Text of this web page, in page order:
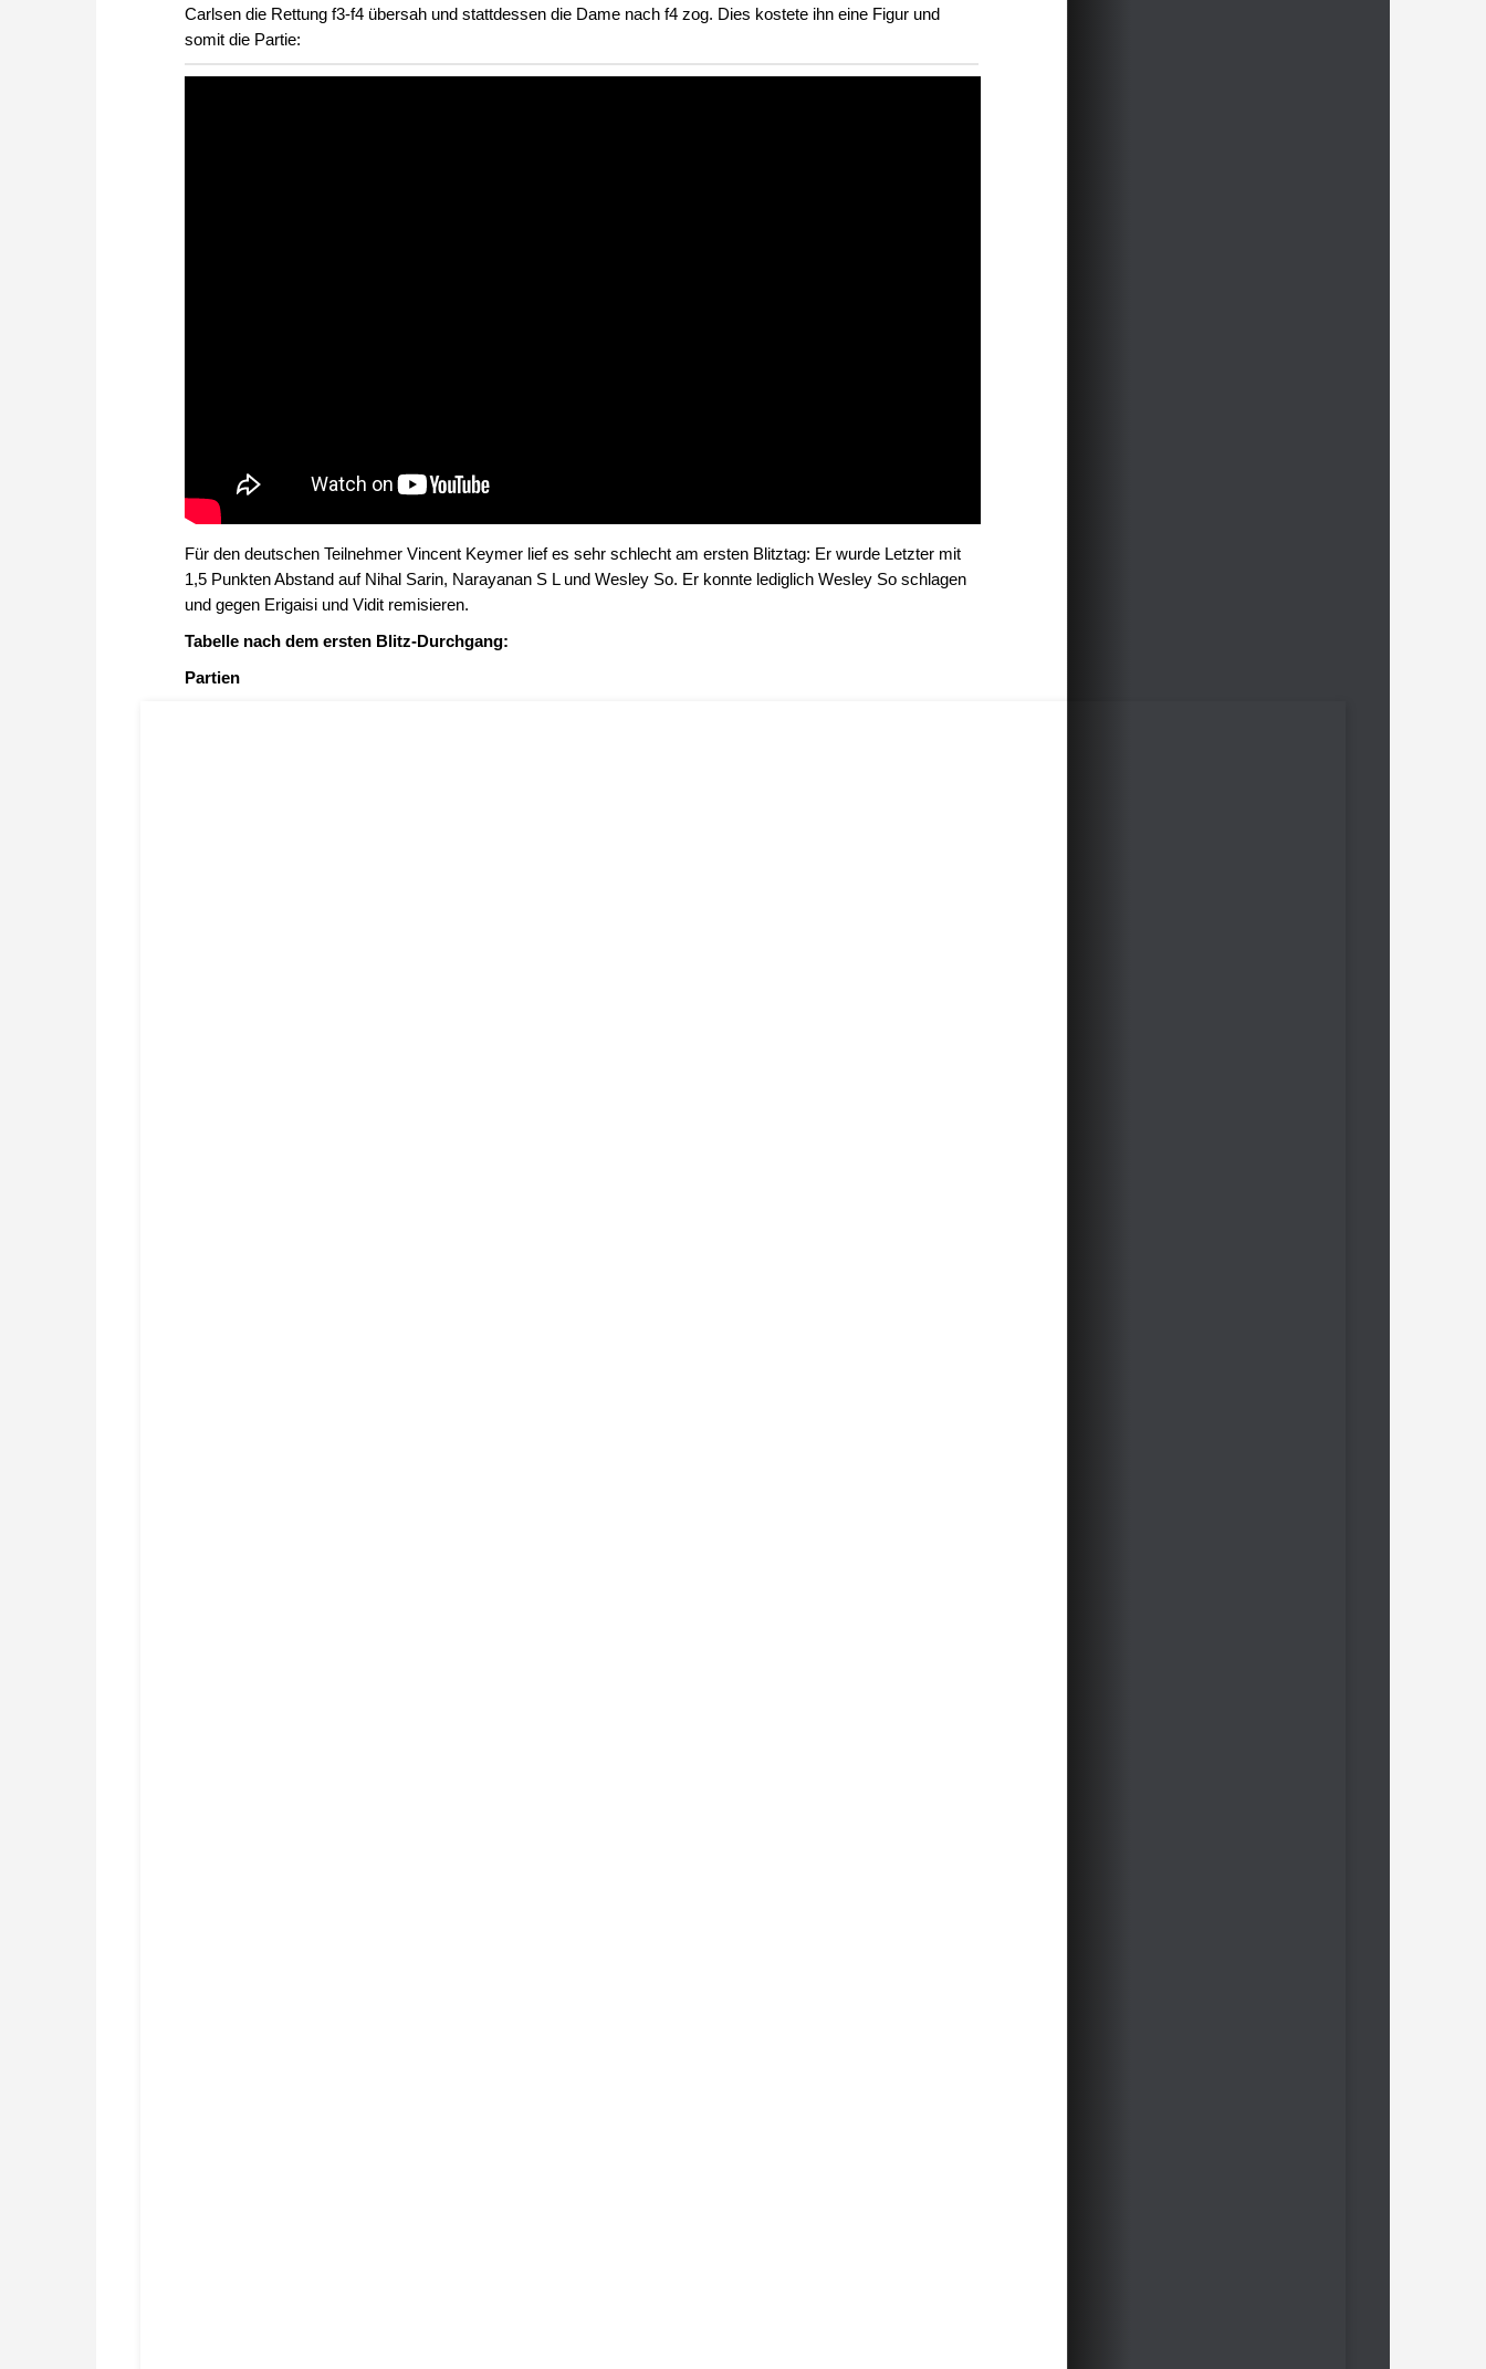
Carlsen die Rettung f3-f4 übersah und stattdessen die Dame nach f4 zog. Dies kostete ihn eine Figur und
somit die Partie:
Für den deutschen Teilnehmer Vincent Keymer lief es sehr schlecht am ersten Blitztag: Er wurde Letzter mit
1,5 Punkten Abstand auf Nihal Sarin, Narayanan S L und Wesley So. Er konnte lediglich Wesley So schlagen
und gegen Erigaisi und Vidit remisieren.
Tabelle nach dem ersten Blitz-Durchgang:
Partien